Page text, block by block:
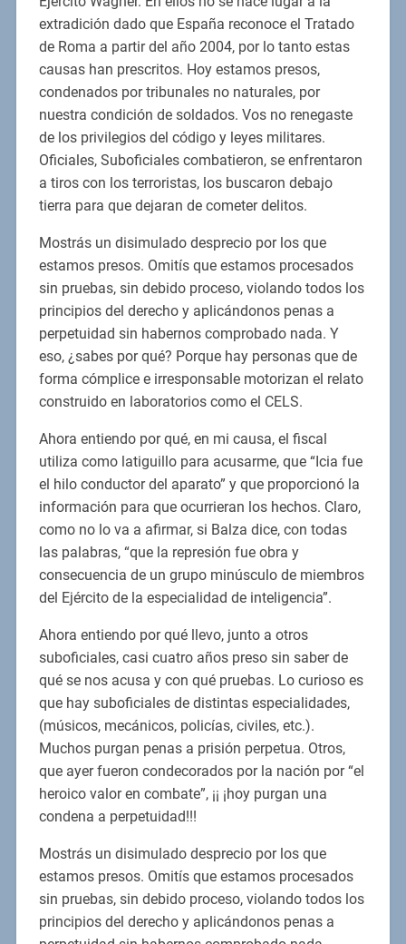
extradición dado que España reconoce el Tratado
de Roma a partir del año 2004, por lo tanto estas
causas han prescritos. Hoy estamos presos,
condenados por tribunales no naturales, por
nuestra condición de soldados. Vos no renegaste
de los privilegios del código y leyes militares.
Oficiales, Suboficiales combatieron, se enfrentaron
a tiros con los terroristas, los buscaron debajo
tierra para que dejaran de cometer delitos.
Mostrás un disimulado desprecio por los que
estamos presos. Omitís que estamos procesados
sin pruebas, sin debido proceso, violando todos los
principios del derecho y aplicándonos penas a
perpetuidad sin habernos comprobado nada. Y
eso, ¿sabes por qué? Porque hay personas que de
forma cómplice e irresponsable motorizan el relato
construido en laboratorios como el CELS.
Ahora entiendo por qué, en mi causa, el fiscal
utiliza como latiguillo para acusarme, que “Icia fue
el hilo conductor del aparato” y que proporcionó la
información para que ocurrieran los hechos. Claro,
como no lo va a afirmar, si Balza dice, con todas
las palabras, “que la represión fue obra y
consecuencia de un grupo minúsculo de miembros
del Ejército de la especialidad de inteligencia”.
Ahora entiendo por qué llevo, junto a otros
suboficiales, casi cuatro años preso sin saber de
qué se nos acusa y con qué pruebas. Lo curioso es
que hay suboficiales de distintas especialidades,
(músicos, mecánicos, policías, civiles, etc.).
Muchos purgan penas a prisión perpetua. Otros,
que ayer fueron condecorados por la nación por “el
heroico valor en combate”, ¡¡ ¡hoy purgan una
condena a perpetuidad!!!
Mostrás un disimulado desprecio por los que
estamos presos. Omitís que estamos procesados
sin pruebas, sin debido proceso, violando todos los
principios del derecho y aplicándonos penas a